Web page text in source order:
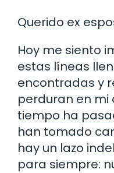
Querido ex
Hoy me siento
estas líneas
encontradas y
perduran en mi
tiempo ha
han tomado
hay un lazo
para siempre: